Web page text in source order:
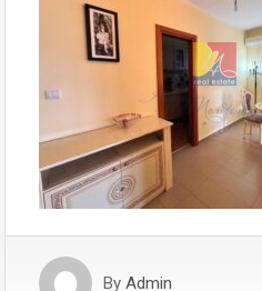
By Admin